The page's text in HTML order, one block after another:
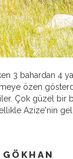
3 bahardan 4
özen
Çok güzel bir
Azize'nin